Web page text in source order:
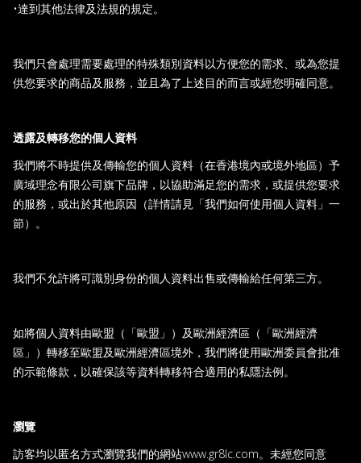
•達到其他法律及法規的規定。
我們只會處理需要處理的特殊類別資料以方便您的需求、或為您提
供您要求的商品及服務，並且為了上述目的而言或經您明確同意。
透露及轉移您的個人資料
我們將不時提供及傳輸您的個人資料（在香港境內或境外地區）予
廣域理念有限公司旗下品牌，以協助滿足您的需求，或提供您要求
的服務，或出於其他原因（詳情請見「我們如何使用個人資料」一
節）。
我們不允許將可識別身份的個人資料出售或傳輸給任何第三方。
如將個人資料由歐盟（「歐盟」）及歐洲經濟區（「歐洲經濟
區」）轉移至歐盟及歐洲經濟區境外，我們將使用歐洲委員會批准
的示範條款，以確保該等資料轉移符合適用的私隱法例。
瀏覽
訪客均以匿名方式瀏覽我們的網站www.gr8lc.com。未經您同意